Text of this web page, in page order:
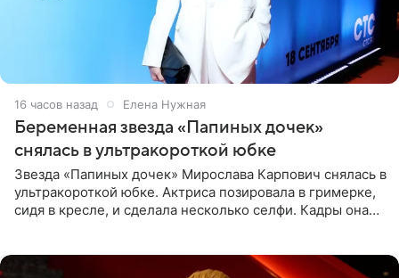
16 часов назад Елена Нужная
Беременная звезда «Папиных дочек»
снялась в ультракороткой юбке
Звезда «Папиных дочек» Мирослава Карпович снялась в
ультракороткой юбке. Актриса позировала в гримерке,
сидя в кресле, и сделала несколько селфи. Кадры она